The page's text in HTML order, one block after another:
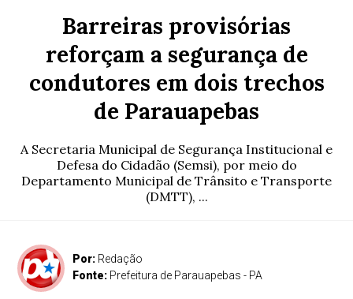
Barreiras provisórias
reforçam a segurança de
condutores em dois trechos
de Parauapebas
A Secretaria Municipal de Segurança Institucional e
Defesa do Cidadão (Semsi), por meio do
Departamento Municipal de Trânsito e Transporte
(DMTT), ...
Por: Redação
Fonte: Prefeitura de Parauapebas - PA